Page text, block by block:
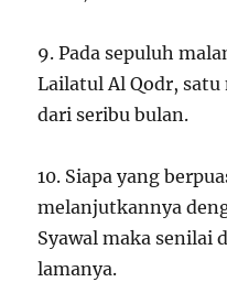
9. Pada sepuluh
Lailatul Al Qodr,
dari seribu bulan.
10. Siapa yang
melanjutkannya
Syawal maka senilai
lamanya.